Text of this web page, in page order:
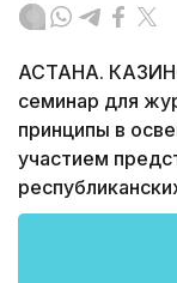
АСТАНА.
семинар для
принципы в
участием